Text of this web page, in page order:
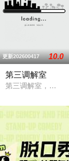
更新202600417 10.0
第三调解室
第三调解室，说法